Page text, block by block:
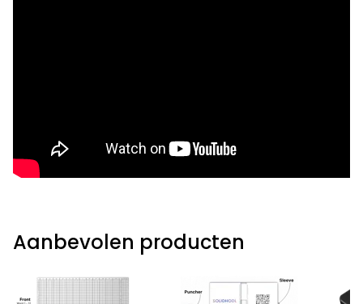
Aanbevolen producten